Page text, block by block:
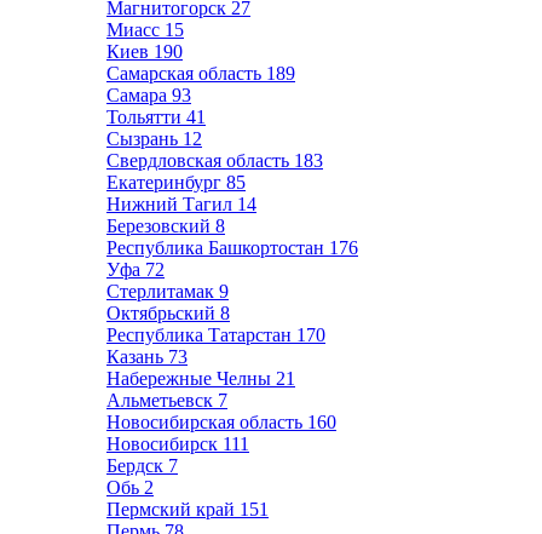
Магнитогорск 27
Миасс 15
Киев 190
Самарская область 189
Самара 93
Тольятти 41
Сызрань 12
Свердловская область 183
Екатеринбург 85
Нижний Тагил 14
Березовский 8
Республика Башкортостан 176
Уфа 72
Стерлитамак 9
Октябрьский 8
Республика Татарстан 170
Казань 73
Набережные Челны 21
Альметьевск 7
Новосибирская область 160
Новосибирск 111
Бердск 7
Обь 2
Пермский край 151